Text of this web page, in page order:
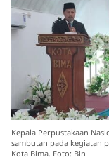
Kepala Perpustakaan
sambutan pada kegiatan
Kota Bima. Foto: Bin